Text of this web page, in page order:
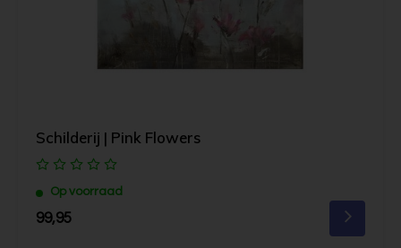
Schilderij | Pink Flowers
Op voorraad
99,95